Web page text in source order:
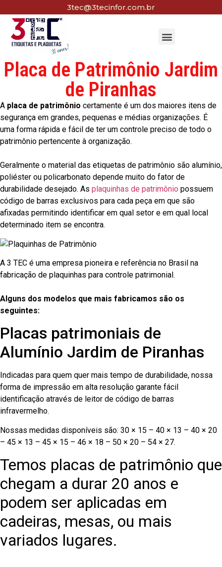
3tec@3tecinfor.com.br
Placa de Patrimônio Jardim
de Piranhas
A placa de patrimônio certamente é um dos maiores itens de
segurança em grandes, pequenas e médias organizações. É
uma forma rápida e fácil de ter um controle preciso de todo o
patrimônio pertencente à organização.
Geralmente o material das etiquetas de patrimônio são alumínio,
poliéster ou policarbonato depende muito do fator de
durabilidade desejado. As plaquinhas de patrimônio possuem
código de barras exclusivos para cada peça em que são
afixadas permitindo identificar em qual setor e em qual local
determinado item se encontra.
A 3 TEC é uma empresa pioneira e referência no Brasil na
fabricação de plaquinhas para controle patrimonial.
Alguns dos modelos que mais fabricamos são os
seguintes:
Placas patrimoniais de
Alumínio Jardim de Piranhas
Indicadas para quem quer mais tempo de durabilidade, nossa
forma de impressão em alta resolução garante fácil
identificação através de leitor de código de barras
infravermelho.
Nossas medidas disponíveis são: 30 × 15 – 40 × 13 – 40 × 20
– 45 × 13 – 45 × 15 – 46 × 18 – 50 × 20 – 54 × 27.
Temos placas de patrimônio que
chegam a durar 20 anos e
podem ser aplicadas em
cadeiras, mesas, ou mais
variados lugares.